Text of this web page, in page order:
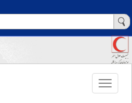
Toggle
navigation